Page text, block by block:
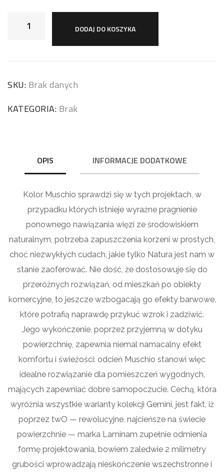
DODAJ DO KOSZYKA
SKU: Brak danych
KATEGORIA: Brak
OPIS INFORMACJE DODATKOWE
Kolor Muschio sprawdzi się w tych projektach, w
przypadku których istnieje wyraźne pragnienie
ponownego nawiązania więzi ze środowiskiem
naturalnym, potrzeba zapuszczenia korzeni w prostych,
choć niezwykłych cudach, jakie tylko Natura jest nam w
stanie zaoferować. Nie dość, że dostosowuje się do
przeróżnych rozwiązań, od mieszkań po obiekty
komercyjne, to jeszcze wzbogacają go efekty barwowe,
które potrafią naprawdę przykuć wzrok i zadziwić.
Jego wykończenie, poprzez przyjemną w dotyku
powierzchnię, zapewnia niemal namacalny efekt
komfortu i świeżości: odcień Muschio stanowi więc
idealne rozwiązanie dla pomieszczeń wygodnych,
mających zapewniać dobre samopoczucie. Cechą, która
wyróżnia wszystkie warianty kolekcji Gemini, jest fakt, iż
poprzez twO — rewolucyjne, najcieńsze na świecie
powierzchnie — marka Laminam zupełnie odmienia
formę projektowania, bowiem zaledwie 2 milimetry
grubości wprowadzają nieskończenie wszechstronne i